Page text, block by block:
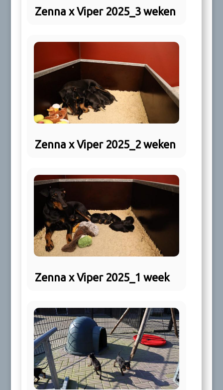
Zenna x Viper 2025_3 weken
Zenna x Viper 2025_2 weken
Zenna x Viper 2025_1 week